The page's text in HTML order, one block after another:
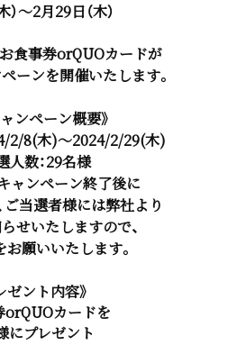
）～2月29日（木）
食事券orQUOカードが
ーンを開催いたします。
ンペーン概要》
2/8(木)～2024/2/29(木)
数：29名様
ャンペーン終了後に
ご当選者様には弊社より
せいたしますので、
願いいたします。
ゼント内容》
orQUOカードを
にプレゼント